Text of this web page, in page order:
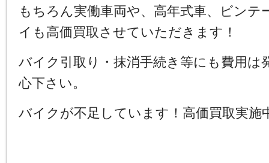
もちろん実働車両や、高年式車、ビンテ
イも高価買取させていただきます！
バイク引取り・抹消手続き等にも費用は
心下さい。
バイクが不足しています！高価買取実施